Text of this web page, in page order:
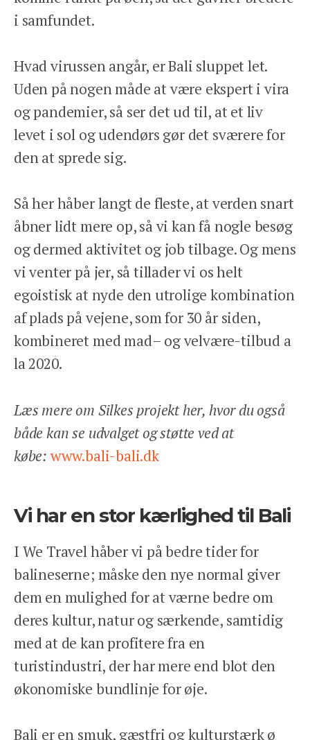
i samfundet.
Hvad virussen angår, er Bali sluppet let.
Uden på nogen måde at være ekspert i vira
og pandemier, så ser det ud til, at et liv
levet i sol og udendørs gør det sværere for
den at sprede sig.
Så her håber langt de fleste, at verden snart
åbner lidt mere op, så vi kan få nogle besøg
og dermed aktivitet og job tilbage. Og mens
vi venter på jer, så tillader vi os helt
egoistisk at nyde den utrolige kombination
af plads på vejene, som for 30 år siden,
kombineret med mad– og velvære-tilbud a
la 2020.
Læs mere om Silkes projekt her, hvor du også
både kan se udvalget og støtte ved at
købe:www.bali-bali.dk
Vi har en stor kærlighed til Bali
I We Travel håber vi på bedre tider for
balineserne; måske den nye normal giver
dem en mulighed for at værne bedre om
deres kultur, natur og særkende, samtidig
med at de kan profitere fra en
turistindustri, der har mere end blot den
økonomiske bundlinje for øje.
Bali er en smuk, gæstfri og kulturstærk ø